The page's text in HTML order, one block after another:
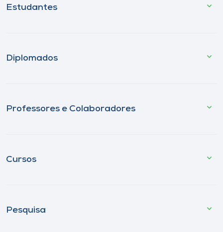
Estudantes
Diplomados
Professores e Colaboradores
Cursos
Pesquisa